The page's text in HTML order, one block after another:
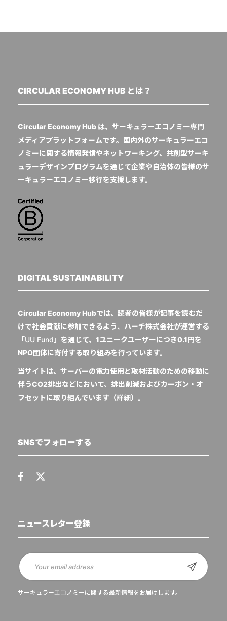
CIRCULAR ECONOMY HUB とは？
Circular Economy Hub は、サーキュラーエコノミー専門
メディアプラットフォームです。国内外のサーキュラーエコ
ノミーに関する情報発信やネットワーキング、共創型サーキ
ュラーデザインプログラムを通じて企業や自治体の皆様のサ
ーキュラーエコノミー移行を支援します。
DIGITAL SUSTAINABILITY
Circular Economy Hubでは、読者の皆様が記事を読むだ
けで社会貢献に参加できるよう、ハーチ株式会社が運営する
「UU Fund 」を通じて、1ユニークユーザーにつき0.1円を
NPO団体に寄付する取り組みを行っています。
当サイトは、サーバーの電力使用と取材活動のための移動に
伴うCO2排出などにおいて、排出削減およびカーボン・オ
フセットに取り組んでいます（詳細）。
SNSでフォローする
ニュースレター登録
サーキュラーエコノミーに関する最新情報をお届けします。